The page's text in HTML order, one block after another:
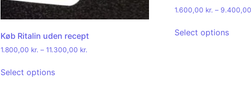
Køb Ritalin uden recept
1.800,00 kr. – 11.300,00 kr.
Select options
1.600,00 kr. – 9.400,00
Select options